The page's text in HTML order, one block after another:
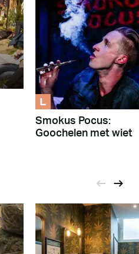
L
Smokus Pocus:
Goochelen met wiet